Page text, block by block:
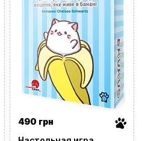
490 грн